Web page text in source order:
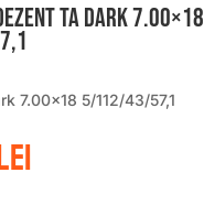
TA dark 7.00×18
7.00×18 5/112/43/57,1